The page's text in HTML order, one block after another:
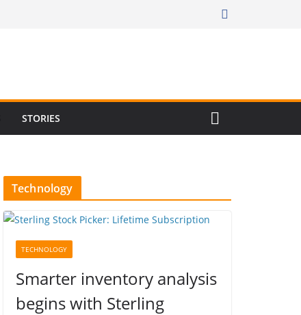
STORIES
Technology
TECHNOLOGY
Smarter inventory analysis
begins with Sterling